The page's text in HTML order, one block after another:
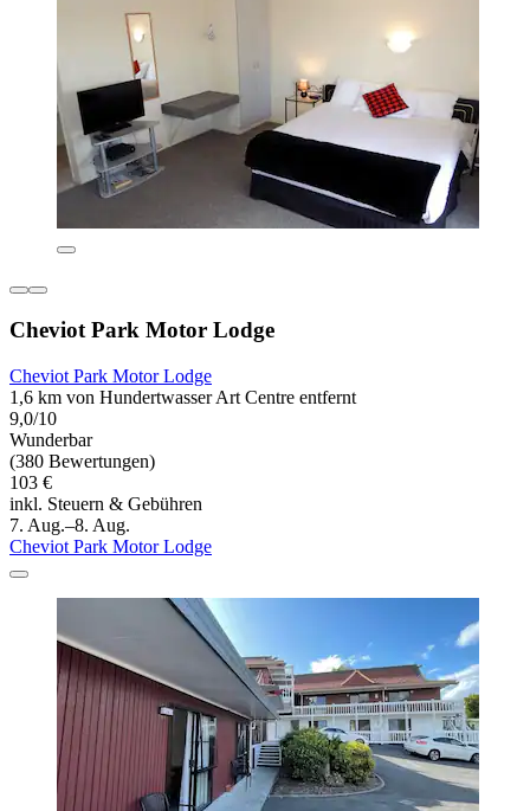
Cheviot Park Motor Lodge
Cheviot Park Motor Lodge
1,6 km von Hundertwasser Art Centre entfernt
9,0/10
Wunderbar
(380 Bewertungen)
103 €
inkl. Steuern & Gebühren
7. Aug.–8. Aug.
Cheviot Park Motor Lodge